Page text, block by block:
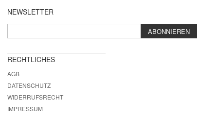
NEWSLETTER
ABONNIEREN
RECHTLICHES
AGB
DATENSCHUTZ
WIDERRUFSRECHT
IMPRESSUM